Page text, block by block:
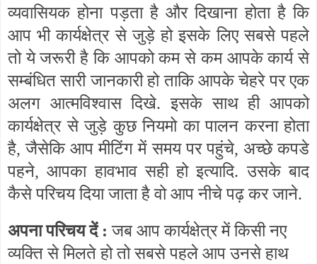
व्यवासियक होना पड़ता है और दिखाना होता है कि
आप भी कार्यक्षेत्र से जुड़े हो इसके लिए सबसे पहले
तो ये जरूरी है कि आपको कम से कम आपके कार्य से
सम्बंधित सारी जानकारी हो ताकि आपके चेहरे पर एक
अलग आत्मविश्वास दिखे. इसके साथ ही आपको
कार्यक्षेत्र से जुड़े कुछ नियमो का पालन करना होता
है, जैसेकि आप मीटिंग में समय पर पहुंचे, अच्छे कपडे
पहने, आपका हावभाव सही हो इत्यादि. उसके बाद
कैसे परिचय दिया जाता है वो आप नीचे पढ़ कर जाने.
अपना परिचय दें :जब आप कार्यक्षेत्र में किसी नए
व्यक्ति से मिलते हो तो सबसे पहले आप उनसे हाथ